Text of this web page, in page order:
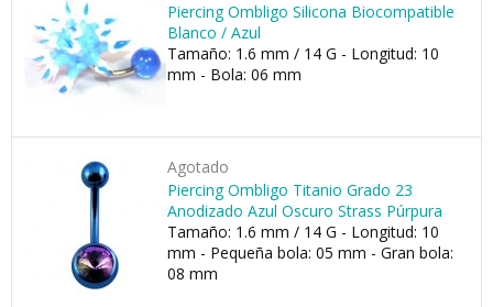
Piercing Ombligo Silicona Biocompatible
Blanco / Azul
Tamaño: 1.6 mm / 14 G - Longitud: 10
mm - Bola: 06 mm
Agotado
Piercing Ombligo Titanio Grado 23
Anodizado Azul Oscuro Strass Púrpura
Tamaño: 1.6 mm / 14 G - Longitud: 10
mm - Pequeña bola: 05 mm - Gran bola:
08 mm